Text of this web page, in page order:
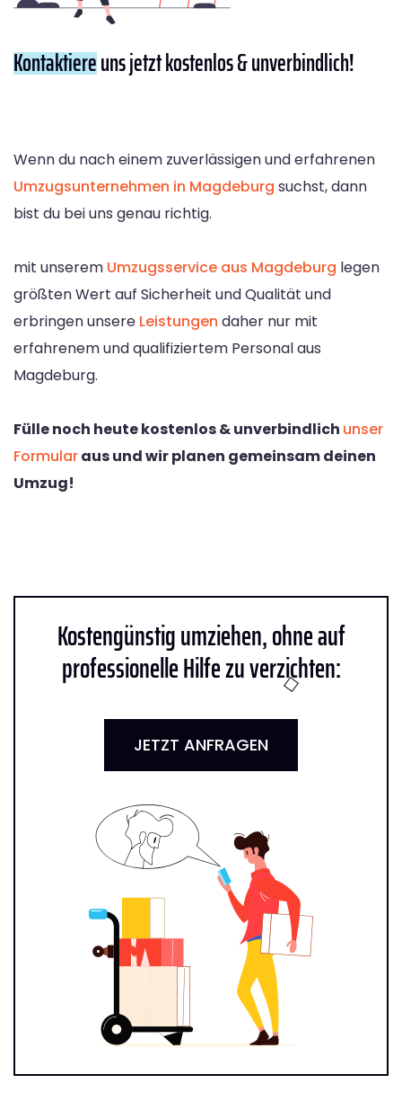
Kontaktiereuns jetzt kostenlos & unverbindlich!
Wenn du nach einem zuverlässigen und erfahrenen
Umzugsunternehmen in Magdeburg suchst, dann
bist du bei uns genau richtig.
mit unserem Umzugsservice aus Magdeburg legen
größten Wert auf Sicherheit und Qualität und
erbringen unsere Leistungen daher nur mit
erfahrenem und qualifiziertem Personal aus
Magdeburg.
Fülle noch heute kostenlos & unverbindlich unser
Formularaus und wir planen gemeinsam deinen
Umzug!
Kostengünstig umziehen, ohne auf
professionelle Hilfe zu verzichten:
JETZT ANFRAGEN